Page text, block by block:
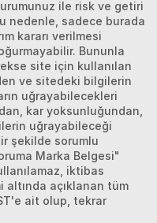
ile risk ve getiri
nedenle, sadece burada
kararı verilmesi
Bununla
site için kullanılan
ve sitedeki bilgilerin
uğrayabilecekleri
kar yoksunluğundan,
uğrayabileceği
şekilde sorumlu
Marka Belgesi"
iktibas
altında açıklanan tüm
ait olup, tekrar